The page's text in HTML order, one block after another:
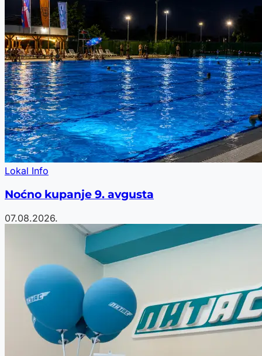
Lokal Info
Noćno kupanje 9. avgusta
07.08.2026.